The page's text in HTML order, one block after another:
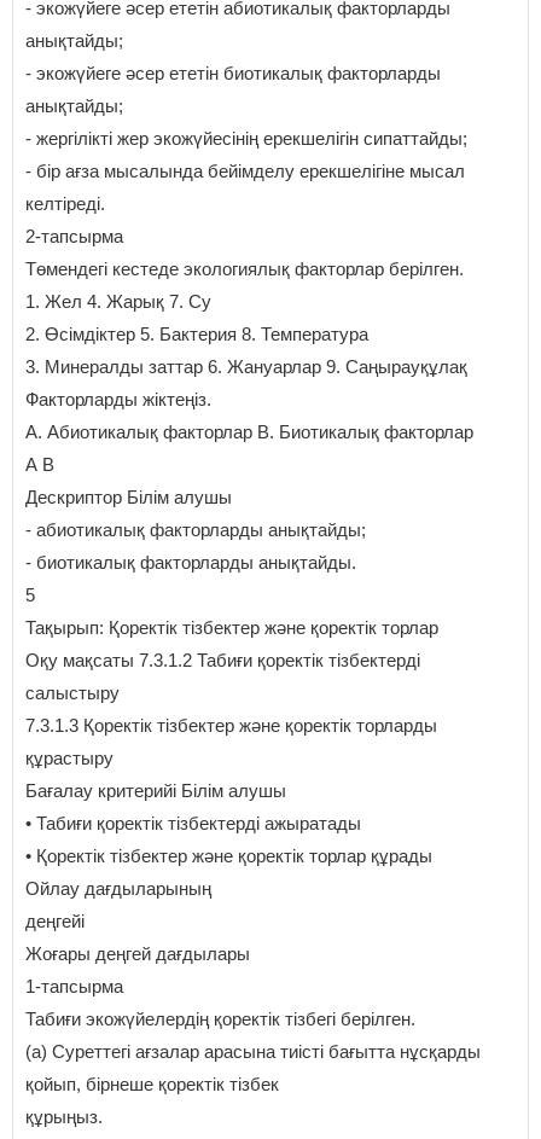
- экожүйеге әсер ететін абиотикалық факторларды
анықтайды;
- экожүйеге әсер ететін биотикалық факторларды
анықтайды;
- жергілікті жер экожүйесінің ерекшелігін сипаттайды;
- бір ағза мысалында бейімделу ерекшелігіне мысал
келтіреді.
2-тапсырма
Төмендегі кестеде экологиялық факторлар берілген.
1. Жел 4. Жарық 7. Су
2. Өсімдіктер 5. Бактерия 8. Температура
3. Минералды заттар 6. Жануарлар 9. Саңырауқұлақ
Факторларды жіктеңіз.
А. Абиотикалық факторлар В. Биотикалық факторлар
А В
Дескриптор Білім алушы
- абиотикалық факторларды анықтайды;
- биотикалық факторларды анықтайды.
5
Тақырып: Қоректік тізбектер және қоректік торлар
Оқу мақсаты 7.3.1.2 Табиғи қоректік тізбектерді
салыстыру
7.3.1.3 Қоректік тізбектер және қоректік торларды
құрастыру
Бағалау критерийі Білім алушы
• Табиғи қоректік тізбектерді ажыратады
• Қоректік тізбектер және қоректік торлар құрады
Ойлау дағдыларының
деңгейі
Жоғары деңгей дағдылары
1-тапсырма
Табиғи экожүйелердің қоректік тізбегі берілген.
(а) Суреттегі ағзалар арасына тиісті бағытта нұсқарды
қойып, бірнеше қоректік тізбек
құрыңыз.